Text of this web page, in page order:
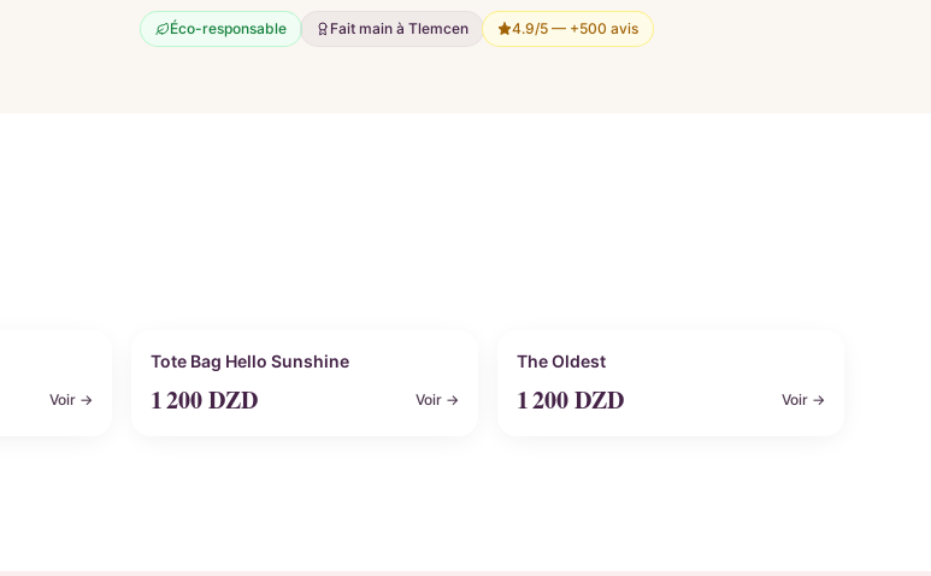
Éco-responsable Fait main à Tlemcen 4.9/5 — +500 avis
Voir →
Personnalisable
Tote Bag Hello Sunshine
1 200DZD Voir →
Personnalisable
The Oldest
1 200DZD Voir →